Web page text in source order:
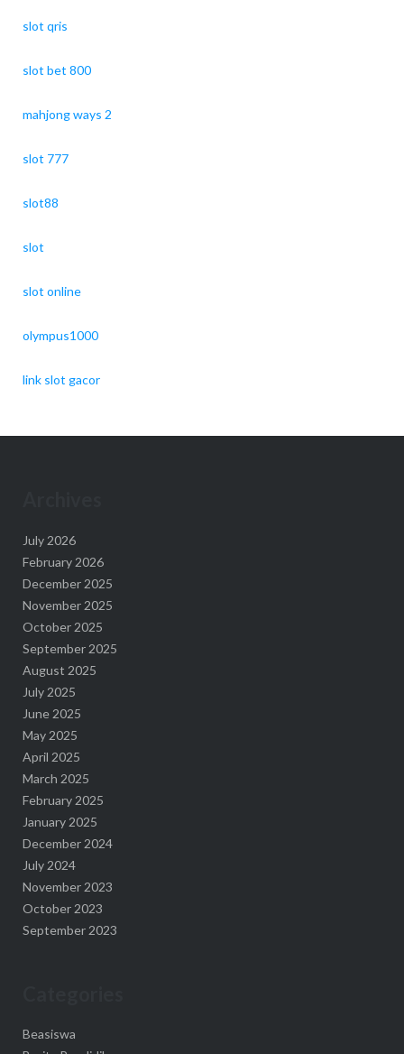
slot qris
slot bet 800
mahjong ways 2
slot 777
slot88
slot
slot online
olympus1000
link slot gacor
July 2026
February 2026
December 2025
November 2025
October 2025
September 2025
August 2025
July 2025
June 2025
May 2025
April 2025
March 2025
February 2025
January 2025
December 2024
July 2024
November 2023
October 2023
September 2023
Beasiswa